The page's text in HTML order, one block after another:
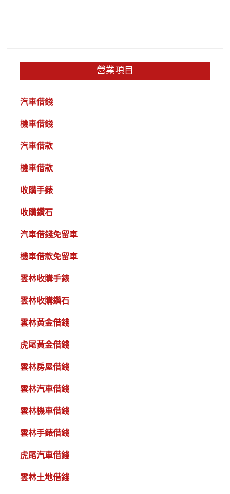
營業項目
汽車借錢
機車借錢
汽車借款
機車借款
收購手錶
收購鑽石
汽車借錢免留車
機車借款免留車
雲林收購手錶
雲林收購鑽石
雲林黃金借錢
虎尾黃金借錢
雲林房屋借錢
雲林汽車借錢
雲林機車借錢
雲林手錶借錢
虎尾汽車借錢
雲林土地借錢